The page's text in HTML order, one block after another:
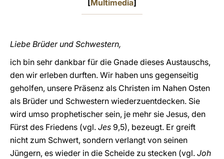
[Multimedia]
Liebe Brüder und Schwestern,
ich bin sehr dankbar für die Gnade dieses Austauschs,
den wir erleben durften. Wir haben uns gegenseitig
geholfen, unsere Präsenz als Christen im Nahen Osten
als Brüder und Schwestern wiederzuentdecken. Sie
wird umso prophetischer sein, je mehr sie Jesus, den
Fürst des Friedens (vgl. Jes 9,5), bezeugt. Er greift
nicht zum Schwert, sondern verlangt von seinen
Jüngern, es wieder in die Scheide zu stecken (vgl. Joh